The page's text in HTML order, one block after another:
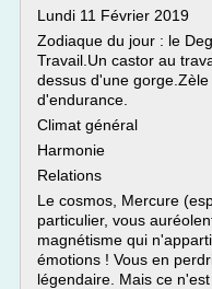
Lundi 11 Février 2019
Zodiaque du jour : le
Travail.Un castor au
dessus d'une
d'endurance.
Climat général
Harmonie
Relations
Le cosmos, Mercure
particulier, vous
magnétisme qui
émotions ! Vous en
légendaire. Mais ce